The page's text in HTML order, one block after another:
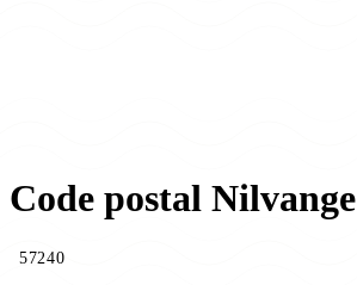
Code postal Nilvange
57240